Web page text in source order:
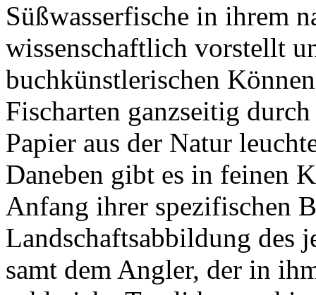
Süßwasserfische in ihrem
wissenschaftlich vorstellt
buchkünstlerischen
Fischarten ganzseitig
Papier aus der Natur
Daneben gibt es in feinen
Anfang ihrer spezifischen
Landschaftsabbildung des
samt dem Angler, der in